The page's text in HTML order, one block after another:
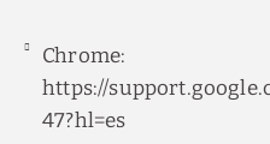
Chrome:
https://
47?hl=es